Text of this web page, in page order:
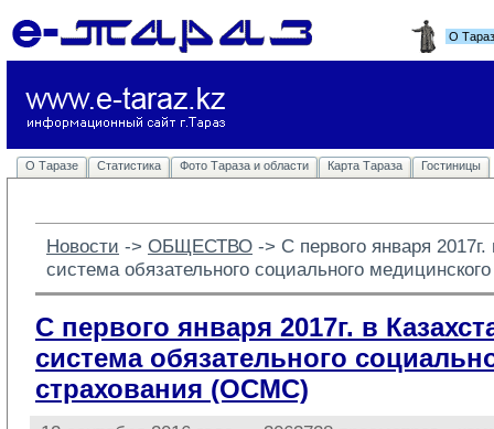
О
О Таразе Статистика Фото Тараза и области Карта Тараза Гостиницы
Новости -> ОБЩЕСТВО -> С первого января
система обязательного социального
С первого января 2017г. в
система обязательного
страхования (ОСМС)